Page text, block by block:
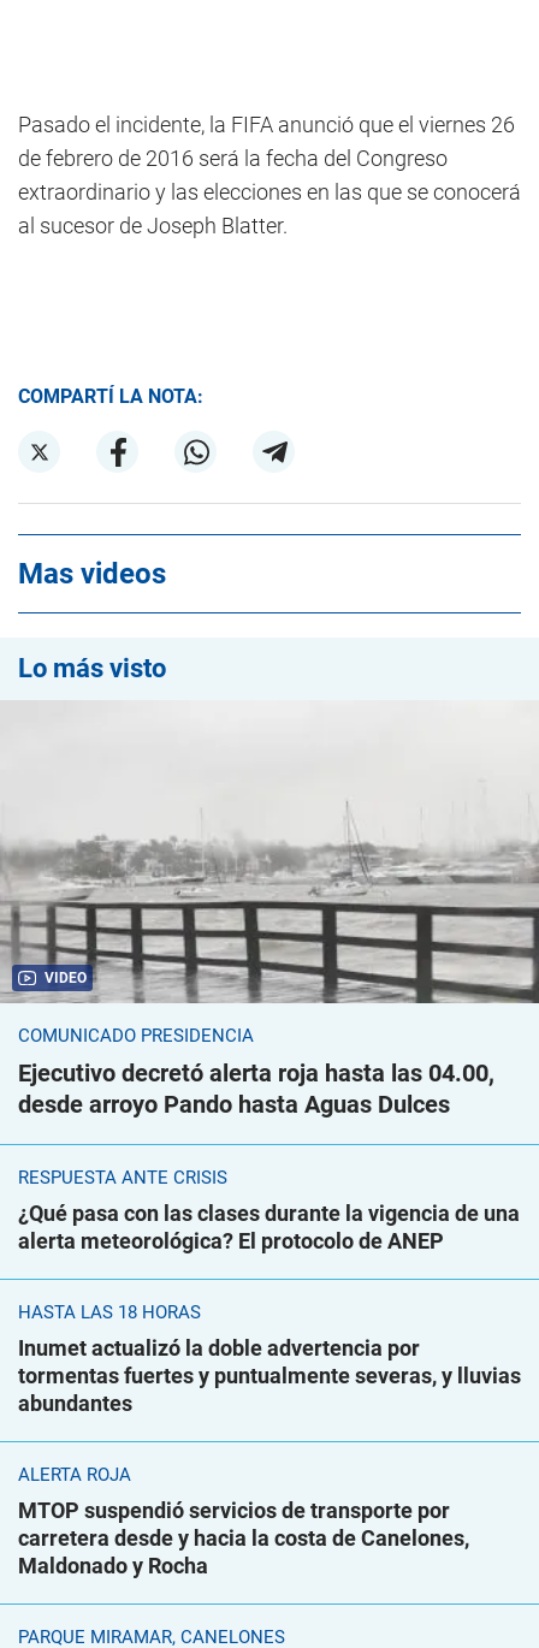
Pasado el incidente, la FIFA anunció que el viernes 26
de febrero de 2016 será la fecha del Congreso
extraordinario y las elecciones en las que se conocerá
al sucesor de Joseph Blatter.
COMPARTÍ LA NOTA:
Mas videos
Lo más visto
VIDEO
COMUNICADO PRESIDENCIA
Ejecutivo decretó alerta roja hasta las 04.00,
desde arroyo Pando hasta Aguas Dulces
RESPUESTA ANTE CRISIS
¿Qué pasa con las clases durante la vigencia de una
alerta meteorológica? El protocolo de ANEP
HASTA LAS 18 HORAS
Inumet actualizó la doble advertencia por
tormentas fuertes y puntualmente severas, y lluvias
abundantes
ALERTA ROJA
MTOP suspendió servicios de transporte por
carretera desde y hacia la costa de Canelones,
Maldonado y Rocha
PARQUE MIRAMAR, CANELONES